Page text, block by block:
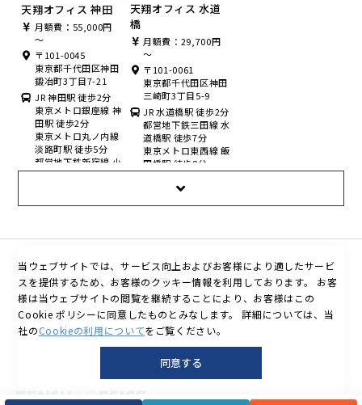
天翔オフィス 神田
月額費：55,000円
～
〒101-0045
東京都千代田区神田
鍛冶町3丁目7-21
JR 神田駅 徒歩2分
東京メトロ銀座線 神
田駅 徒歩2分
東京メトロ丸ノ内線
淡路町駅 徒歩5分
都営地下鉄新宿線 小
川町駅 徒歩5分
天翔オフィス 水道
橋
月額費：29,700円
～
〒101-0061
東京都千代田区神田
三崎町3丁目5-9
JR 水道橋駅 徒歩2分
都営地下鉄三田線 水
道橋駅 徒歩7分
東京メトロ東西線 飯
田橋駅 徒歩8分
最近みたレンタルオフィス
閲覧したオフィスはありません
当ウェブサイトでは、サービス向上およびお客様により適したサービ
スを提供するため、お客様のクッキー情報を利用しております。
お客
様は当ウェブサイトの閲覧を継続することにより、お客様はこの
Cookie ポリシーに同意したものとみなします。
詳細については、当
社のCookieの利用についてをご覧ください。
同意する